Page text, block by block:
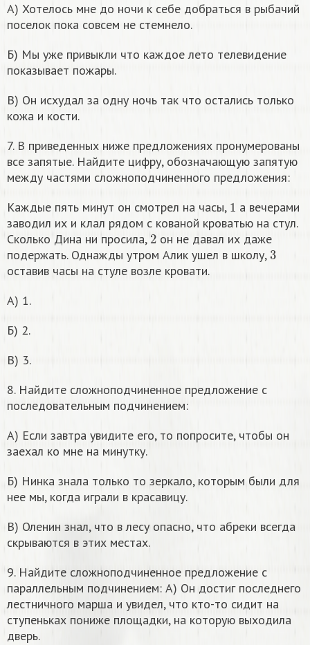
А) Хотелось мне до ночи к себе добраться в рыбачий
поселок пока совсем не стемнело.
Б) Мы уже привыкли что каждое лето телевидение
показывает пожары.
В) Он исхудал за одну ночь так что остались только
кожа и кости.
7. В приведенных ниже предложениях пронумерованы
все запятые. Найдите цифру, обозначающую запятую
между частями сложноподчиненного предложения:
Каждые пять минут он смотрел на часы, 1 а вечерами
заводил их и клал рядом с кованой кроватью на стул.
Сколько Дина ни просила,2 он не давал их даже
подержать. Однажды утром Алик ушел в школу,3
оставив часы на стуле возле кровати.
А) 1.
Б) 2.
В) 3.
8. Найдите сложноподчиненное предложение с
последовательным подчинением:
А) Если завтра увидите его, то попросите, чтобы он
заехал ко мне на минутку.
Б) Нинка знала только то зеркало, которым были для
нее мы, когда играли в красавицу.
В) Оленин знал, что в лесу опасно, что абреки всегда
скрываются в этих местах.
9. Найдите сложноподчиненное предложение с
параллельным подчинением: А) Он достиг последнего
лестничного марша и увидел, что кто-то сидит на
ступеньках пониже площадки, на которую выходила
дверь.